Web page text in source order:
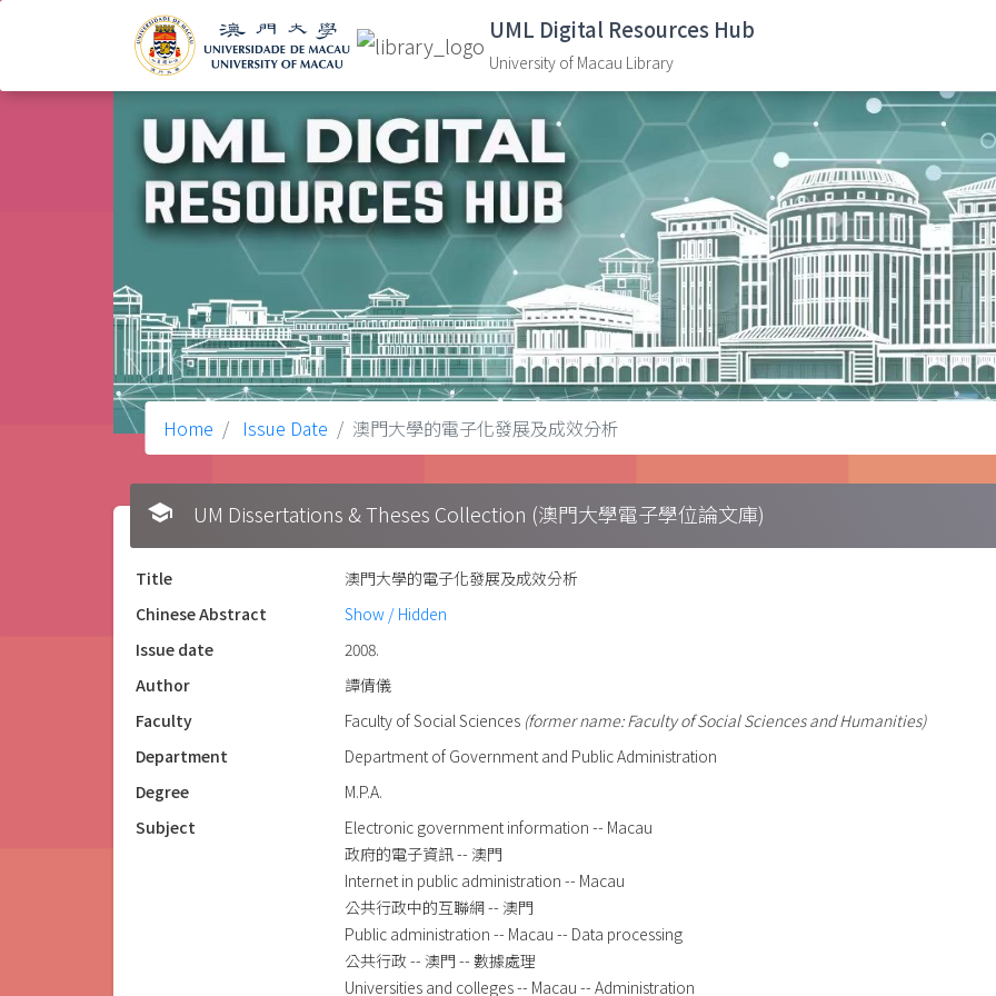
UML Digital Resources Hub
University of Macau Library
Home Issue Date 澳門大學的電子化發展及成效分析
school UM Dissertations & Theses Collection (澳門大學電子學位論文庫)
Title
澳門大學的電子化發展及成效分析
Chinese Abstract
Show / Hidden
Issue date
2008.
Author
譚倩儀
Faculty
Faculty of Social Sciences (former name: Faculty of Social Sciences and Humanities)
Department
Department of Government and Public Administration
Degree
M.P.A.
Subject
Electronic government information -- Macau
政府的電子資訊 -- 澳門
Internet in public administration -- Macau
公共行政中的互聯網 -- 澳門
Public administration -- Macau -- Data processing
公共行政 -- 澳門 -- 數據處理
Universities and colleges -- Macau -- Administration